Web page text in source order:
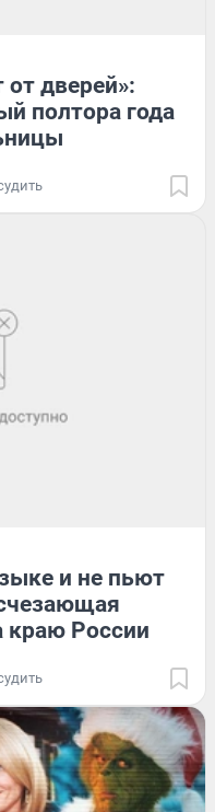
дверей»:
полтора года
и не пьют
краю России